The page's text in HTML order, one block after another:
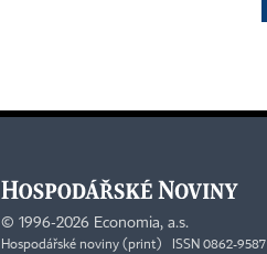
© 1996-2026 Economia, a.s.
Hospodářské noviny (print) ISSN 0862-9587